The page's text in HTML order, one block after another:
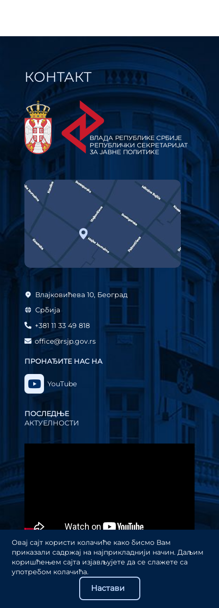
КОНТАКТ
Влајковићева 10, Београд
Србија
+381 11 33 49 818
office@rsjp.gov.rs
ПРОНАЂИТЕ НАС НА
YouTube
ПОСЛЕДЊЕ
АКТУЕЛНОСТИ
видео
Овај сајт користи колачиће како бисмо Вам
приказали садржај на најприкладнији начин. Даљим
коришћењем сајта изјављујете да се слажете са
употребом колачића.
Настави